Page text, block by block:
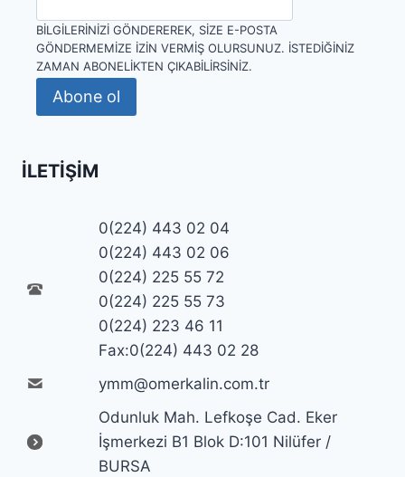
BILGILERINIZI GÖNDEREREK, SIZE E-POSTA
GÖNDERMEMIZE IZIN VERMIŞ OLURSUNUZ. İSTEDIĞINIZ
ZAMAN ABONELIKTEN ÇIKABILIRSINIZ.
Abone ol
İLETIŞIM
0(224) 443 02 04
0(224) 443 02 06
0(224) 225 55 72
0(224) 225 55 73
0(224) 223 46 11
Fax:0(224) 443 02 28
ymm@omerkalin.com.tr
Odunluk Mah. Lefkoşe Cad. Eker
İşmerkezi B1 Blok D:101 Nilüfer /
BURSA